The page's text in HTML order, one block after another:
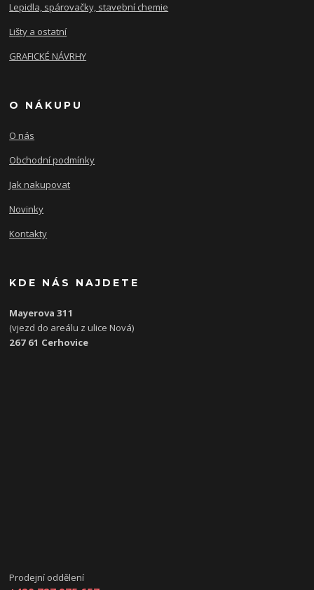
Lepidla, spárovačky, stavební chemie
Lišty a ostatní
GRAFICKÉ NÁVRHY
O NÁKUPU
O nás
Obchodní podmínky
Jak nakupovat
Novinky
Kontakty
KDE NÁS NAJDETE
Mayerova 311
(vjezd do areálu z ulice Nová)
267 61 Cerhovice
Prodejní oddělení